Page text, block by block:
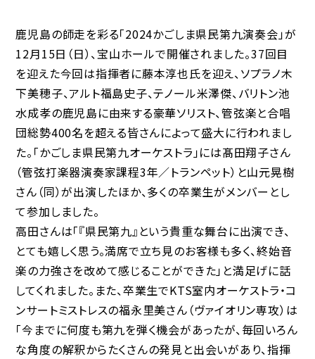
鹿児島の師走を彩る「2024かごしま県民第九演奏会」が
12月15日（日）、宝山ホールで開催されました。37回目
を迎えた今回は指揮者に藤本淳也氏を迎え、ソプラノ木
下美穂子、アルト福島史子、テノール米澤傑、バリトン池
水成孝の鹿児島に由来する豪華ソリスト、管弦楽と合唱
団総勢400名を超える皆さんによって盛大に行われまし
た。「かごしま県民第九オーケストラ」には髙田翔子さん
（管弦打楽器演奏家課程3年／トランペット）と山元晃樹
さん（同）が出演したほか、多くの卒業生がメンバーとし
て参加しました。
高田さんは「『県民第九』という貴重な舞台に出演でき、
とても嬉しく思う。満席で立ち見のお客様も多く、終始音
楽の力強さを改めて感じることができた」と満足げに話
してくれました。また、卒業生でKTS室内オーケストラ・コ
ンサートミストレスの福永里美さん（ヴァイオリン専攻）は
「今までに何度も第九を弾く機会があったが、毎回いろん
な角度の解釈からたくさんの発見と出会いがあり、指揮